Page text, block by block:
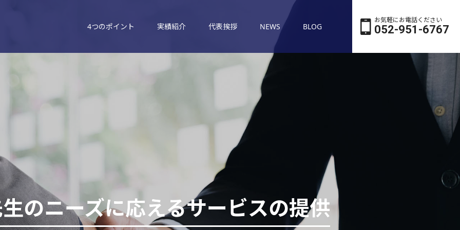
4つのポイント 実績紹介 代表挨拶 NEWS BLOG
お気軽にお電話ください
052-951-6767
のニーズに応えるサービスの提供